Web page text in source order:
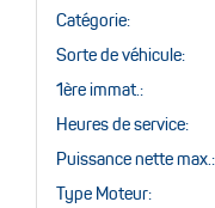
Catégorie:
Sorte de véhicule:
1ère immat.:
Heures de service:
Puissance nette max.:
Type Moteur: